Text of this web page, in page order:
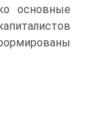
основные